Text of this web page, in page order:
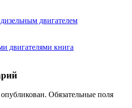
двигателем
двигателями книга
Обязательные поля